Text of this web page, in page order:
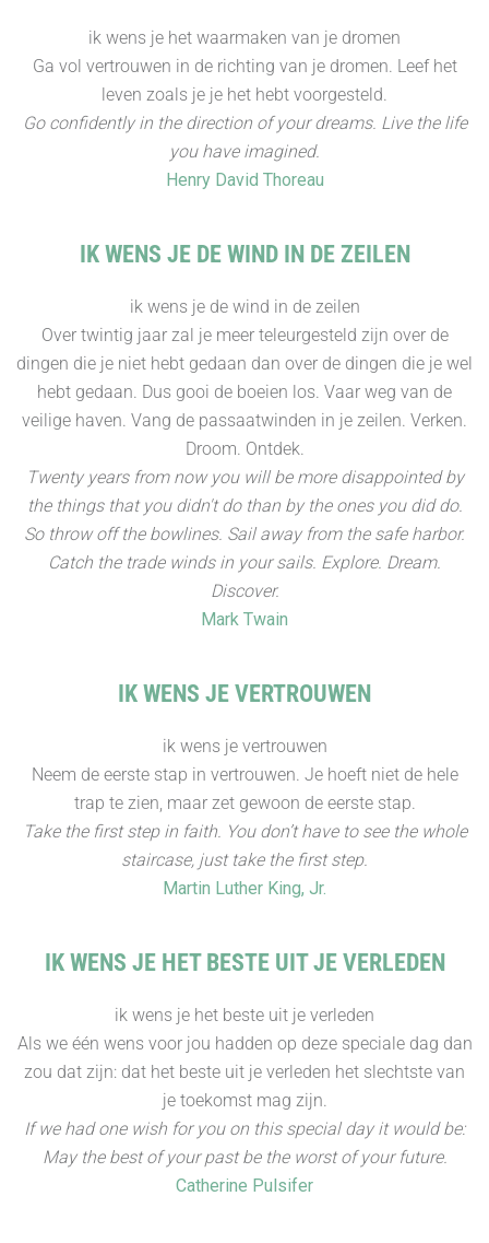
ik wens je het waarmaken van je dromen
Ga vol vertrouwen in de richting van je dromen. Leef het
leven zoals je je het hebt voorgesteld.
Go confidently in the direction of your dreams. Live the life
you have imagined.
Henry David Thoreau
IK WENS JE DE WIND IN DE ZEILEN
ik wens je de wind in de zeilen
Over twintig jaar zal je meer teleurgesteld zijn over de
dingen die je niet hebt gedaan dan over de dingen die je wel
hebt gedaan. Dus gooi de boeien los. Vaar weg van de
veilige haven. Vang de passaatwinden in je zeilen. Verken.
Droom. Ontdek.
Twenty years from now you will be more disappointed by
the things that you didn't do than by the ones you did do.
So throw off the bowlines. Sail away from the safe harbor.
Catch the trade winds in your sails. Explore. Dream.
Discover.
Mark Twain
IK WENS JE VERTROUWEN
ik wens je vertrouwen
Neem de eerste stap in vertrouwen. Je hoeft niet de hele
trap te zien, maar zet gewoon de eerste stap.
Take the first step in faith. You don’t have to see the whole
staircase, just take the first step.
Martin Luther King, Jr.
IK WENS JE HET BESTE UIT JE VERLEDEN
ik wens je het beste uit je verleden
Als we één wens voor jou hadden op deze speciale dag dan
zou dat zijn: dat het beste uit je verleden het slechtste van
je toekomst mag zijn.
If we had one wish for you on this special day it would be:
May the best of your past be the worst of your future.
Catherine Pulsifer